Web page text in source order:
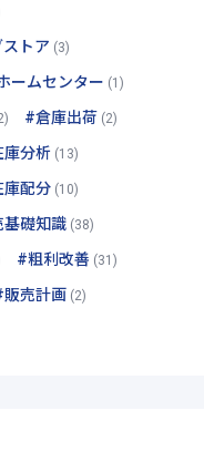
トア (3)
ームセンター (1)
#倉庫出荷 (2)
庫分析 (13)
庫配分 (10)
基礎知識 (38)
#粗利改善 (31)
販売計画 (2)